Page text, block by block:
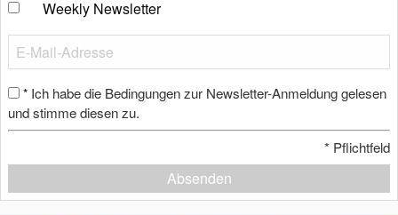
Weekly Newsletter
* Ich habe die Bedingungen zur Newsletter-Anmeldung gelesen
und stimme diesen zu.
* Pflichtfeld
Absenden